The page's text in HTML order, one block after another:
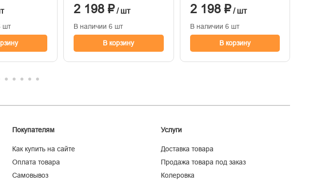
шт
1,06м*10м
2 198 ₽ / шт
В наличии 6 шт
В корзину
1,06м*10м
2 198 ₽/ шт
В наличии 6 шт
В корзину
Покупателям
Как купить на сайте
Оплата товара
Самовывоз
Услуги
Доставка товара
Продажа товара под заказ
Колеровка